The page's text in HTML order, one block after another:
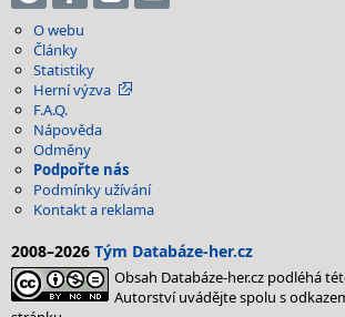
O webu
Články
Statistiky
Herní výzva
F.A.Q.
Nápověda
Odměny
Podpořte nás
Podmínky užívání
Kontakt a reklama
2008–2026 Tým Databáze-her.cz
Obsah Databáze-her.cz podléhá
Autorství uvádějte spolu s